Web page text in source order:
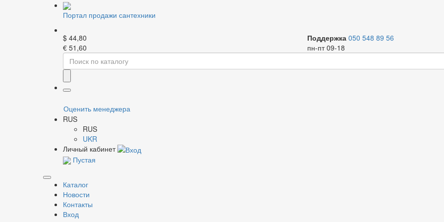
Портал продажи сантехники
$ 44,80
€ 51,60
Поддержка 050 548 89 56
пн-пт 09-18
Оценить менеджера
RUS
RUS
UKR
Личный кабинет
Пустая
Каталог
Новости
Контакты
Вход
Главная Металлопластиковые системы Трубы вод. теплый пол
Открыть изображение